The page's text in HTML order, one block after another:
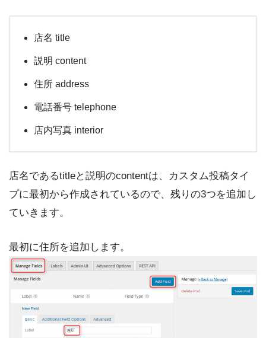
店名 title
説明 content
住所 address
電話番号 telephone
店内写真 interior
店名であるtitleと説明のcontentは、カスタム投稿タイ
プに最初から作成されているので、残りの3つを追加し
ていきます。
最初に住所を追加します。